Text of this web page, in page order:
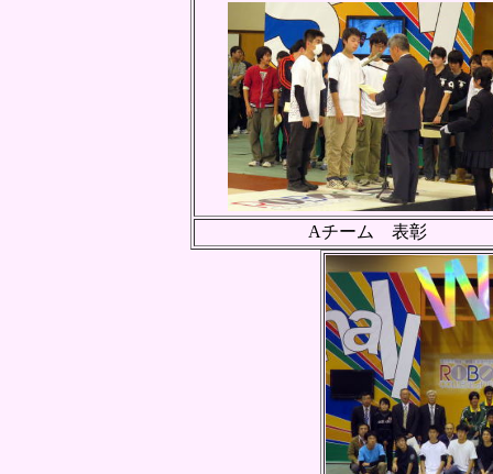
Aチーム 表彰